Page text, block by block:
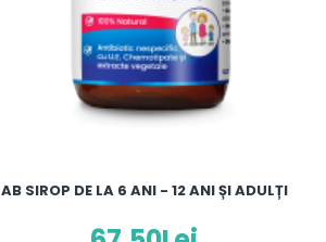
AB SIROP DE LA 6 ANI - 12 ANI ȘI ADULȚI